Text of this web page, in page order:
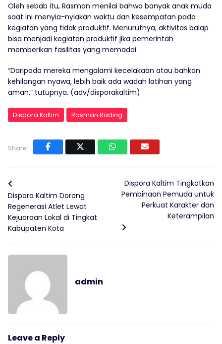
Oleh sebab itu, Rasman menilai bahwa banyak anak muda
saat ini menyia-nyiakan waktu dan kesempatan pada
kegiatan yang tidak produktif. Menurutnya, aktivitas balap
bisa menjadi kegiatan produktif jika pemerintah
memberikan fasilitas yang memadai.
“Daripada mereka mengalami kecelakaan atau bahkan
kehilangan nyawa, lebih baik ada wadah latihan yang
aman,” tutupnya. (adv/disporakaltim)
Dispora Kaltim Rasman Rading
Share:
Dispora Kaltim Dorong
Regenerasi Atlet Lewat
Kejuaraan Lokal di Tingkat
Kabupaten Kota
Dispora Kaltim Tingkatkan
Pembinaan Pemuda untuk
Perkuat Karakter dan
Keterampilan
admin
Leave a Reply